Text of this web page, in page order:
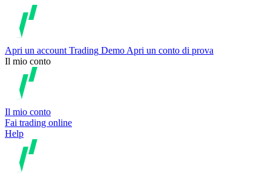
Apri un account Trading Demo Apri un conto di prova
Il mio conto
Il mio conto
Fai trading online
Help